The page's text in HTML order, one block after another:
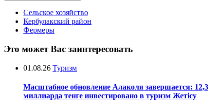
Сельское хозяйство
Кербулакский район
Фермеры
Это может Вас заинтересовать
01.08.26 Туризм
Масштабное обновление Алаколя завершается: 12,3
миллиарда тенге инвестировано в туризм Жетісу